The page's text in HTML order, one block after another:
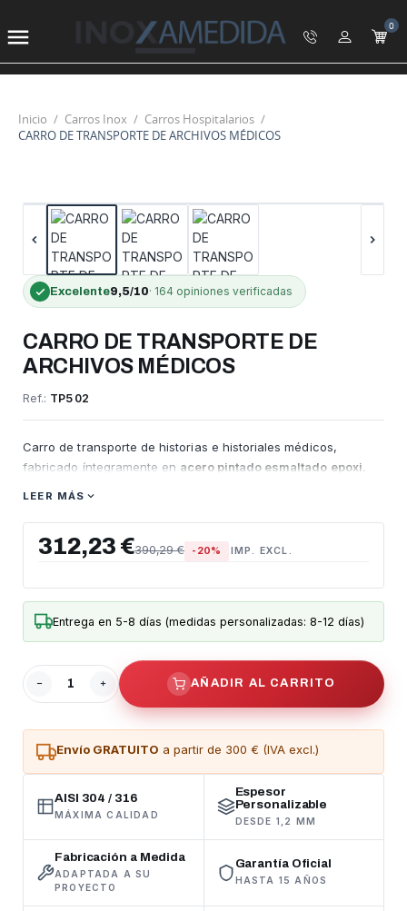
 0
Inicio Carros Inox
Carros Hospitalarios
CARRO DE TRANSPORTE DE ARCHIVOS MÉDICOS
-20%
OFERTA
Excelente9,5/10· 164 opiniones verificadas
CARRO DE TRANSPORTE DE
ARCHIVOS MÉDICOS
Ref.: TP502
Carro de transporte de historias e historiales médicos,
fabricado íntegramente en acero pintado esmaltado epoxi,
color a elegir. Provisto de ruedas para facilitar el transporte
- Con 3 rebordes laterales superiores. (En el lateral más largo
y en los 2 más estrechos).
- Empujador lateral.
- Altura útil entre estantes: 355 mm.
- provisto de 4 ruedas de 100 mm de diámetro, dos de ellas
con freno.
- Color a elegir en acero esmaltado epoxi.
- Peso máximo a soportar: 150 Kg.
- Dimensiones totales: 800 x 400 x 955 mm
- Se realiza bajo pedido.
LEER MÁS
312,23 €390,29 € -20% IMP. EXCL.
Entrega en 5-8 días (medidas personalizadas: 8-12 días)
AÑADIR AL CARRITO
Envío GRATUITO a partir de 300 € (IVA excl.)
AISI 304 / 316
MÁXIMA CALIDAD
Espesor
Personalizable
DESDE 1,2 MM
Fabricación a Medida
ADAPTADA A SU
PROYECTO
Garantía Oficial
HASTA 15 AÑOS